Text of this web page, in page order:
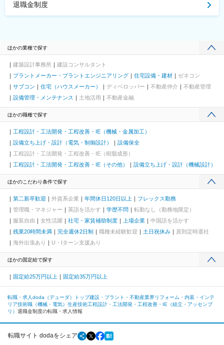
退職金制度
ほかの業種で探す
建築設計事務所
建設コンサルタント
プラントメーカー・プラントエンジニアリング
住宅設備・建材
ゼネコン
サブコン
住宅（ハウスメーカー） ディベロッパー 不動産仲介
不動産管理
設備管理・メンテナンス
土地活用 不動産金融
ほかの職種で探す
工程設計・工法開発・工程改善・IE（機械・金属加工）
設備立ち上げ・設計（電気・制御設計）
設備保全
工程設計・工法開発・工程改善・IE（樹脂成形）
工程設計・工法開発・工程改善・IE（その他）
設備立ち上げ・設計（機械設計）
ほかのこだわり条件で探す
第二新卒歓迎 外資系企業 年間休日120日以上
フレックス勤務
管理職・マネジャー
英語を活かす 学歴不問
転勤なし（勤務地限定）
服装自由
女性活躍 社宅・家賃補助制度 上場企業
中国語を活かす
残業20時間未満
完全週休2日制 職種未経験歓迎 土日祝休み
原則定時退社
海外出張あり
U・Iターン支援あり
ほかの固定給で探す
固定給25万円以上 固定給35万円以上
転職・求人doda（デューダ）トップ建設・プラント・不動産業界リフォーム・内装・インテ
リア技術職（機械・電気） 生産技術工程設計・工法開発・工程改善・IE（組立・アッセンブ
リ） 退職金制度の転職・求人情報
転職サイト dodaをシェア